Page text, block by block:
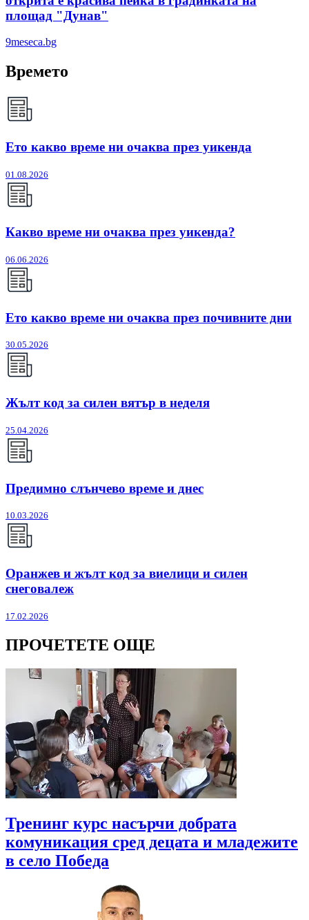
площад "Дунав"
9meseca.bg
Времето
Ето какво време ни очаква през уикенда
01.08.2026
Какво време ни очаква през уикенда?
06.06.2026
Ето какво време ни очаква през почивните дни
30.05.2026
Жълт код за силен вятър в неделя
25.04.2026
Предимно слънчево време и днес
10.03.2026
Оранжев и жълт код за виелици и силен
снеговалеж
17.02.2026
ПРОЧЕТЕТЕ ОЩЕ
Тренинг курс насърчи добрата
комуникация сред децата и младежите
в село Победа